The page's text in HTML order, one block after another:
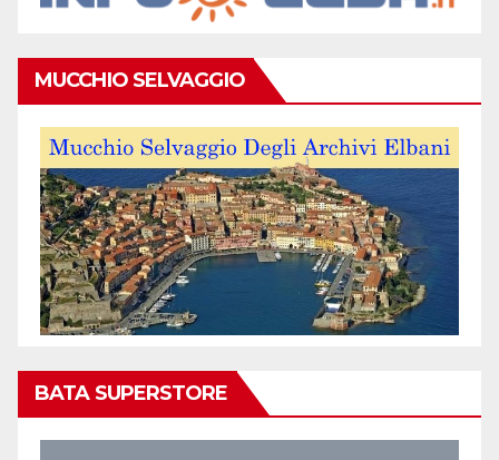
MUCCHIO SELVAGGIO
BATA SUPERSTORE